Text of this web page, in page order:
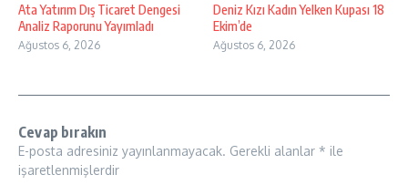
Ata Yatırım Dış Ticaret Dengesi
Analiz Raporunu Yayımladı
Ağustos 6, 2026
Deniz Kızı Kadın Yelken Kupası 18
Ekim’de
Ağustos 6, 2026
Cevap bırakın
E-posta adresiniz yayınlanmayacak. Gerekli alanlar * ile
işaretlenmişlerdir